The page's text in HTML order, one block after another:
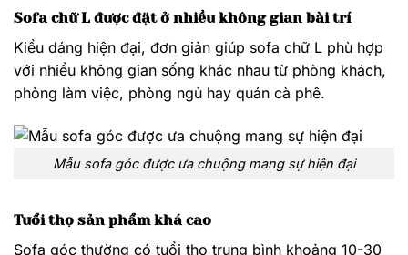
Sofa chữ L được đặt ở nhiều không gian bài trí
Kiểu dáng hiện đại, đơn giản giúp sofa chữ L phù hợp
với nhiều không gian sống khác nhau từ phòng khách,
phòng làm việc, phòng ngủ hay quán cà phê.
Mẫu sofa góc được ưa chuộng mang sự hiện đại
Tuổi thọ sản phẩm khá cao
Sofa góc thường có tuổi thọ trung bình khoảng 10-30